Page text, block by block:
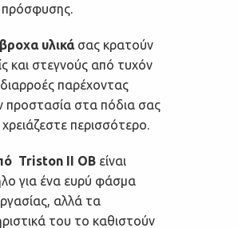
πρόσφυσης.
υλικάσας κρατούν
και στεγνούς από τυχόν
διαρροές παρέχοντας
προστασία στα πόδια σας
περισσότερο.
Triston II OB είναι
για ένα ευρύ φάσμα
αλλά τα
του το καθιστούν